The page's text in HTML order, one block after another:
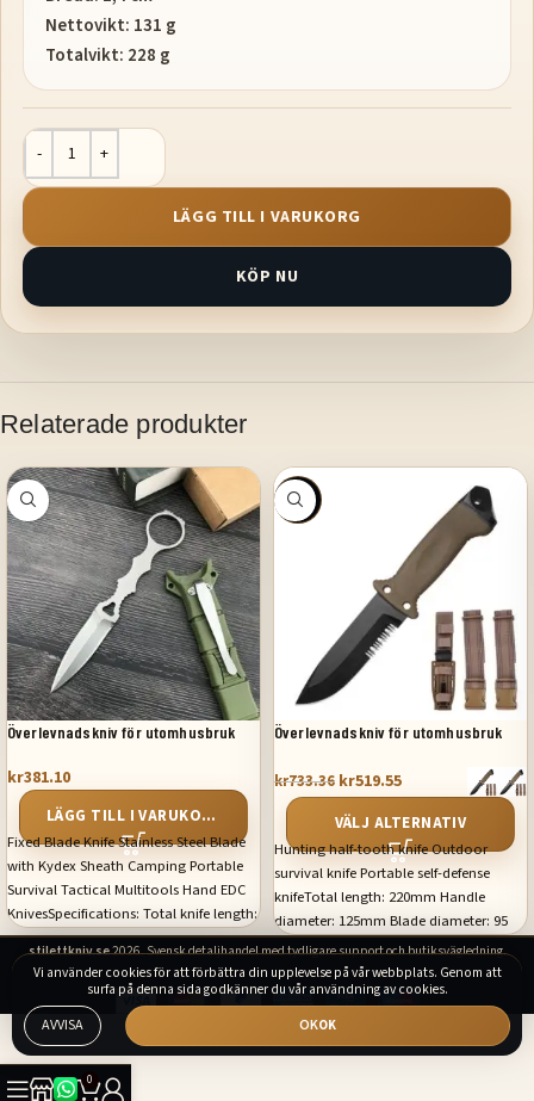
Nettovikt: 131 g
Totalvikt: 228 g
LÄGG TILL I VARUKORG
KÖP NU
Relaterade produkter
Överlevnadskniv för utomhusbruk
kr381.10
LÄGG TILL I VARUKORG
Fixed Blade Knife Stainless Steel Blade
with Kydex Sheath Camping Portable
Survival Tactical Multitools Hand EDC
KnivesSpecifications: Total knife length:
17CM Blade length: 6.2CM Blade width:
1.85CM Blade thickness: 3.0MM Handle
material: 440C Blade material: 440C
Handle length: 10.5CM Handle width:
1.65MM Handle thickness: 4.7MM Net
weight: 55G Sheath weight: 81G Total
weight including packing knife sheath:
SALE
Överlevnadskniv för utomhusbruk
kr733.36 kr519.55
VÄLJ ALTERNATIV
Hunting half-tooth knife Outdoor
survival knife Portable self-defense
knifeTotal length: 220mm Handle
diameter: 125mm Blade diameter: 95
Blade width: 4mm Weight: 314g
stilettkniv.se2026. Svensk detaljhandel med tydligare support och butiksvägledning.
Vi använder cookies för att förbättra din upplevelse på vår webbplats. Genom att
surfa på denna sida godkänner du vår användning av cookies.
AVVISA
OK
0